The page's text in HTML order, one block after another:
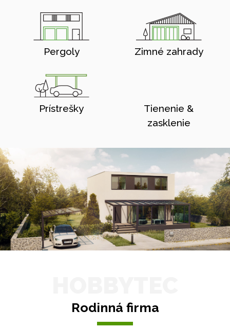
Pergoly Zimné zahrady
Prístrešky
Tienenie &
zasklenie
Rodinná firma